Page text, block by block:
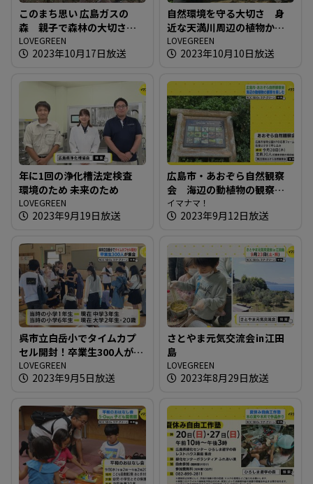
このまち思い 広島ガスの
森 親子で森林の大切さを
学ぶ
LOVEGREEN
2023年10月17日放送
自然環境を守る大切さ 身
近な天満川周辺の植物から
学ぶ
LOVEGREEN
2023年10月10日放送
年に1回の浄化槽法定検査
環境のため 未来のため
LOVEGREEN
2023年9月19日放送
広島市・あおぞら自然観察
会 海辺の動植物の観察を
楽しむ
イマナマ！
2023年9月12日放送
呉市立白岳小でタイムカプ
セル開封！卒業生300人が集
合
LOVEGREEN
2023年9月5日放送
さとやま元気交流会㏌江田
島
LOVEGREEN
2023年8月29日放送